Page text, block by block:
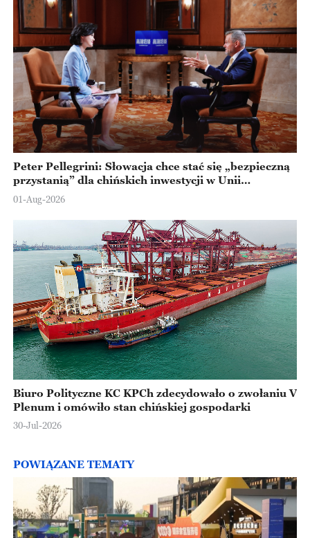
Peter Pellegrini: Słowacja chce stać się „bezpieczną
przystanią” dla chińskich inwestycji w Unii
Europejskiej
01-Aug-2026
Biuro Polityczne KC KPCh zdecydowało o zwołaniu V
Plenum i omówiło stan chińskiej gospodarki
30-Jul-2026
POWIĄZANE TEMATY